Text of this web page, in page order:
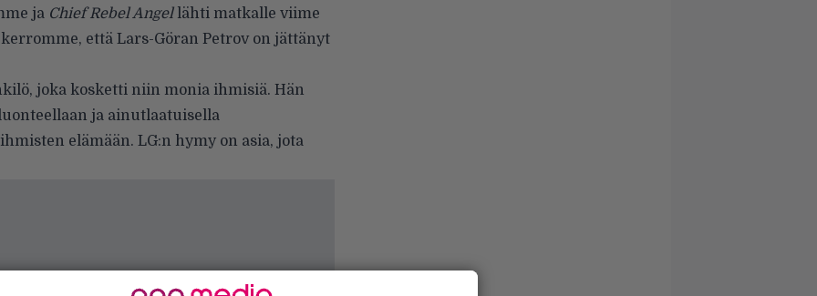
ja Chief Rebel Angellähti matkalle viime
että Lars-Göran Petrov on jättänyt
joka kosketti niin monia ihmisiä. Hän
ja ainutlaatuisella
elämään. LG:n hymy on asia, jota